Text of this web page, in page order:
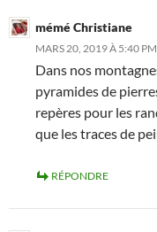
mémé Christiane
MARS 20, 2019 À 5:40 PM
Dans nos
pyramides de
repères pour les
que les traces de
RÉPONDRE